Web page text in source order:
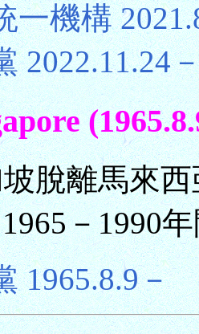
機構
2022.11.24
脫離馬來
－1990
1965.8.9－